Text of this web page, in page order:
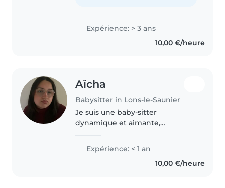
Expérience: > 3 ans
10,00 €/heure
Aïcha
Babysitter in Lons-le-Saunier
Je suis une baby-sitter
dynamique et aimante,
prête à offrir des soins
attentionnés à vos enfants. Bien
que nouvelle dans le domaine, je
Expérience: < 1 an
10,00 €/heure